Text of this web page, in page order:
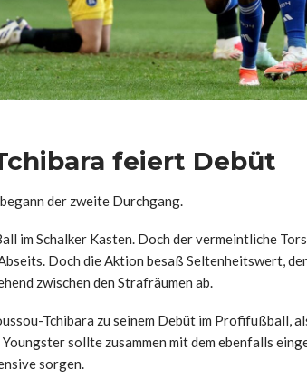
feiert Debüt
der zweite Durchgang.
im Schalker Kasten. Doch der vermeintliche
Doch die Aktion besaß Seltenheitswert,
zwischen den Strafräumen ab.
Tchibara zu seinem Debüt im Profifußball,
sollte zusammen mit dem ebenfalls
sorgen.